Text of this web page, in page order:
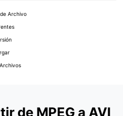
Archivo
de MPEG a AVI